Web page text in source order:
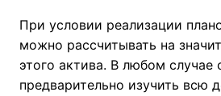
При условии реализации
можно рассчитывать на
этого актива. В любом случае
предварительно изучить всю